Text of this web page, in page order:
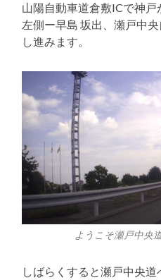
山陽自動車道倉敷ICで神戸
左側ー早島 坂出、瀬戸中
し進みます。
ようこそ瀬戸中央
しばらくすると瀬戸中央